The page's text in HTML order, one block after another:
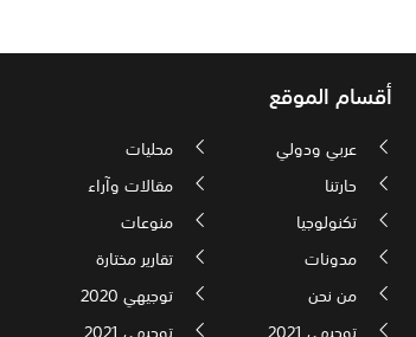
أقسام الموقع
عربي ودولي
محليات
حارتنا
مقالات وآراء
تكنولوجيا
منوعات
مدونات
تقارير مختارة
من نحن
توجيهي 2020
توجيهي 2021
توجيهي 2021